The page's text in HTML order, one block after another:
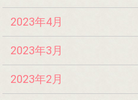
2023年4月
2023年3月
2023年2月